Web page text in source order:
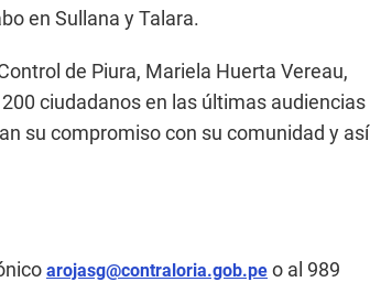
en Sullana y Talara.
de Piura, Mariela Huerta Vereau,
ciudadanos en las últimas audiencias
su compromiso con su comunidad y así
arojasg@contraloria.gob.pe o al 989